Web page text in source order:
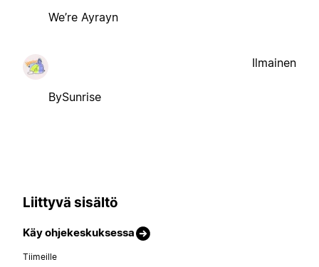
We’re Ayrayn
BySunrise
Ilmainen
Liittyvä sisältö
Käy ohjekeskuksessa
Tiimeille